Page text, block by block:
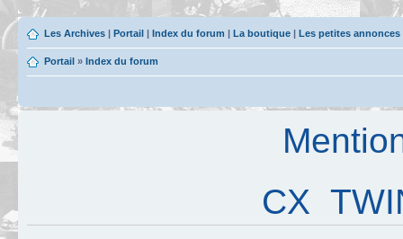
Les Archives | Portail | Index du forum | La boutique | Les petites
Portail » Index du forum
CX